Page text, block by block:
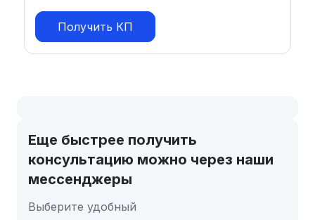
Получить КП
Еще быстрее получить
консультацию можно через наши
мессенджеры
Выберите удобный